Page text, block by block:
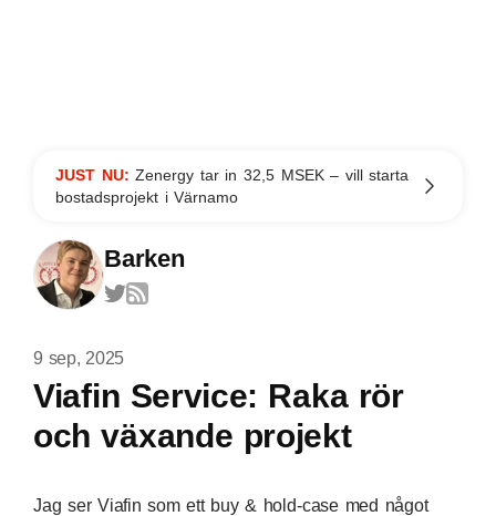
JUST NU:Zenergy tar in 32,5 MSEK – vill starta
bostadsprojekt i Värnamo
Barken
9 sep, 2025
Viafin Service: Raka rör
och växande projekt
Jag ser Viafin som ett buy & hold-case med något